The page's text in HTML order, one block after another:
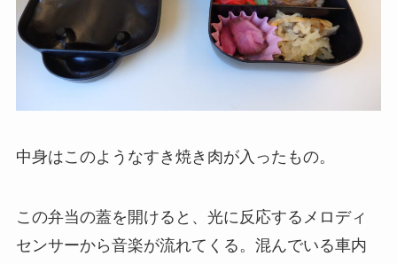
中身はこのようなすき焼き肉が入ったもの。
この弁当の蓋を開けると、光に反応するメロディ
センサーから音楽が流れてくる。混んでいる車内